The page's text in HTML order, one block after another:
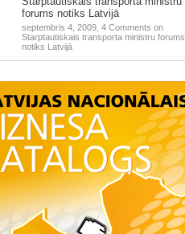
forums notiks Latvijā
septembris 4, 2009, 4 Comments on
Starptautiskais transporta ministru forums
notiks Latvijā